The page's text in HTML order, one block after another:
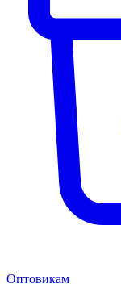
Оптовикам